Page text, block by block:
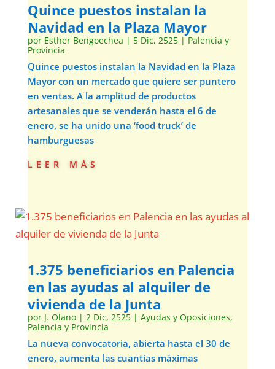
Quince puestos instalan la
Navidad en la Plaza Mayor
por Esther Bengoechea | 5 Dic, 2525| Palencia y
Provincia
Quince puestos instalan la Navidad en la Plaza
Mayor con un mercado que quiere ser puntero
en ventas. A la amplitud de productos
artesanales que se venderán hasta el 6 de
enero, se ha unido una ‘food truck’ de
hamburguesas
leer más
1.375 beneficiarios en Palencia
en las ayudas al alquiler de
vivienda de la Junta
por J. Olano| 2 Dic, 2525| Ayudas y Oposiciones,
Palencia y Provincia
La nueva convocatoria, abierta hasta el 30 de
enero, aumenta las cuantías máximas